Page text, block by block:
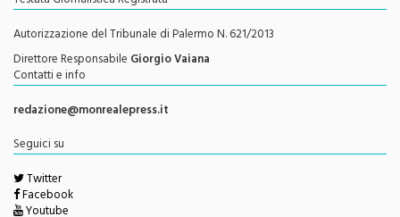
Autorizzazione del Tribunale di Palermo N. 621/2013
Direttore ResponsabileGiorgio Vaiana
Contatti e info
redazione@monrealepress.it
Twitter
Facebook
Youtube
Feed RSS